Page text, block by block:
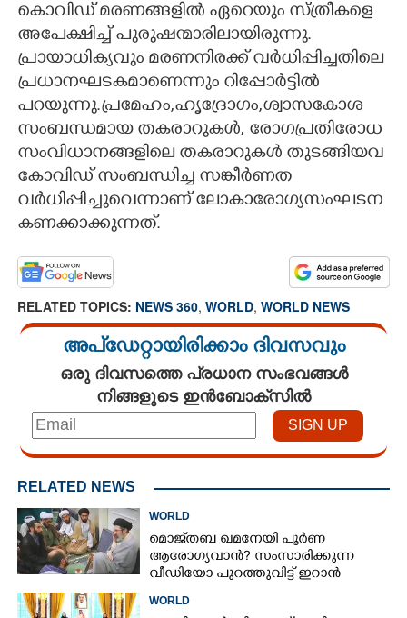
കൊവി‍ഡ് മരണങ്ങളിൽ ഏറെയും സ്ത്രീകളെ
അപേക്ഷിച്ച് പുരുഷന്മാരിലായിരുന്നു.
പ്രായാധിക്യവും മരണനിരക്ക് വർധിപ്പിച്ചതിലെ
പ്രധാനഘടകമാണെന്നും റിപ്പോർട്ടിൽ
പറയുന്നു.പ്രമേഹം,ഹൃദ്രോഗം,ശ്വാസകോശ
സംബന്ധമായ തകരാറുകൾ, രോഗപ്രതിരോധ
സംവിധാനങ്ങളിലെ തകരാറുകൾ തുടങ്ങിയവ
കോവി‍ഡ് സംബന്ധിച്ച സങ്കീർണത
വർധിപ്പിച്ചുവെന്നാണ് ലോകാരോഗ്യസംഘടന
കണക്കാക്കുന്നത്.
RELATED TOPICS: NEWS 360, WORLD, WORLD NEWS
അപ്ഡേറ്റായിരിക്കാം ദിവസവും
ഒരു ദിവസത്തെ പ്രധാന സംഭവങ്ങൾ
നിങ്ങളുടെ ഇൻബോക്സിൽ
RELATED NEWS
WORLD
മൊജ്‌തബ ഖമനേയി പൂർണ
ആരോഗ്യവാൻ? സംസാരിക്കുന്ന
വീഡിയോ പുറത്തുവിട്ട് ഇറാൻ
WORLD